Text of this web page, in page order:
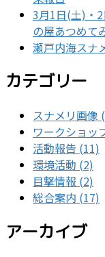
3月1日(土)・
の屋あつめて
瀬戸内海スナ
カテゴリー
スナメリ画像
ワークショッ
活動報告 (11)
環境活動 (2)
目撃情報 (2)
総合案内 (17)
アーカイブ